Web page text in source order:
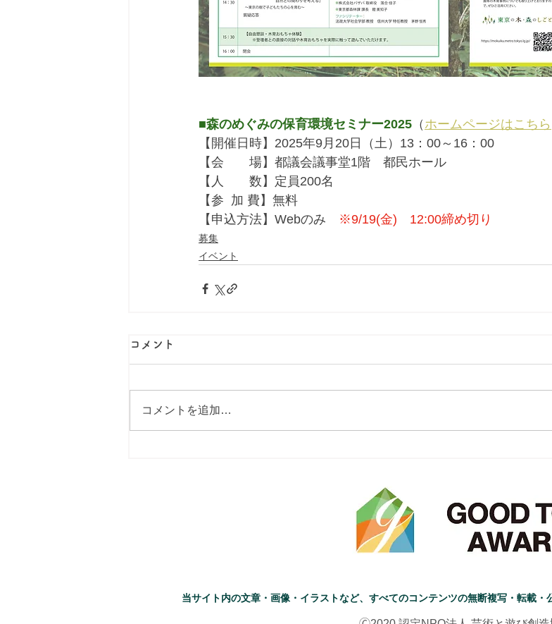
■森のめぐみの保育環境セミナー2025 （ ホームページはこちら
【開催日時】2025年9月20日（土）13：00～16：00
【会　　場】都議会議事堂1階　都民ホール
​【人　　数】定員200名
【参  加 費】無料
​【申込方法】Webのみ ※9/19(金)　12:00締め切り
募集
イベント
コメント
コメントを追加…
当サイト内の文章・画像・イラストなど、すべてのコンテンツの無断複写・転載・